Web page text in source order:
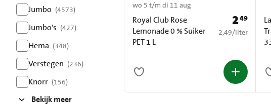
Jumbo (4573)
resultaten
Jumbo's (427)
resultaten
Hema (348)
resultaten
Verstegen (236)
resultaten
Knorr (156)
Bekijk meer
Royal Club Rose
Lemonade 0 % Suiker
PET 1 L
wo 5 t/m di 11 aug
Prijs: € 2,49
249
€ 2,49 per liter
2,49/liter